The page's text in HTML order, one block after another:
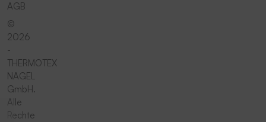
AGB
©
2026
-
THERMOTEX
NAGEL
GmbH.
Alle
Rechte